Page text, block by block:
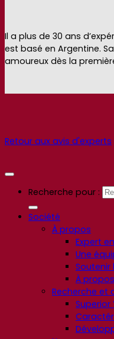
Il a plus de 30 ans
est basé en Argentine.
amoureux dès la
Retour aux avis d'experts
Recherche pour :
Société
À propos
Expert
Une
Soutenir
À
Recherche et
Superior